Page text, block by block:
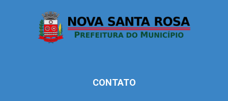
CONTATO